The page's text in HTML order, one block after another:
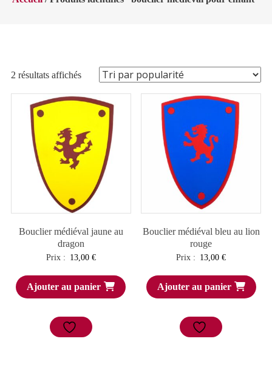
2 résultats affichésTrié
par
popularité
Bouclier médiéval jaune au
dragon
Prix : 13,00 €
Ajouter au panier
Bouclier médiéval bleu au lion
rouge
Prix : 13,00€
Ajouter au panier